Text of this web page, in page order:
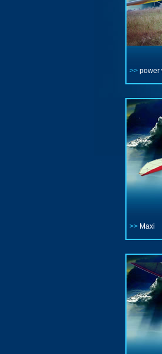
>> power
>> Maxi